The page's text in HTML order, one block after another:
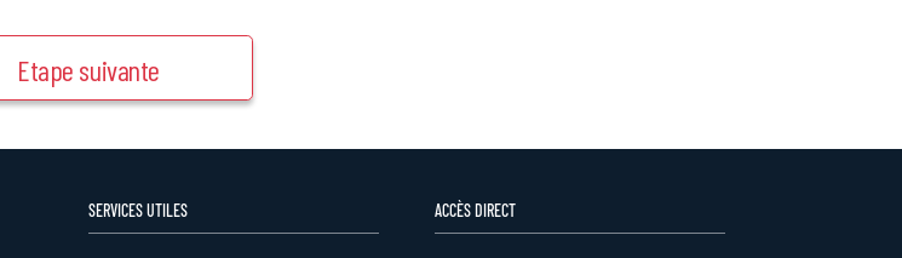
Etape suivante
SERVICES UTILES ACCÈS DIRECT